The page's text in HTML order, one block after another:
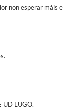
non esperar máis e
UD LUGO.